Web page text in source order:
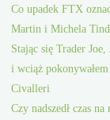
Co upadek FTX
Martin i Michela
Stając się Trader
i wciąż
Civalleri
Czy nadszedł czas